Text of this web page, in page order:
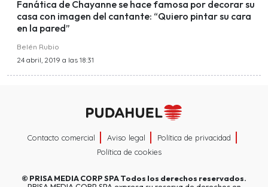
Fanática de Chayanne se hace famosa por decorar su
casa con imagen del cantante: “Quiero pintar su cara
en la pared”
Belén Rubio
24 abril, 2019 a las 18:31
Contacto comercial Aviso legal
Política de privacidad
Política de cookies
© PRISA MEDIA CORP SPATodos los derechos reservados.